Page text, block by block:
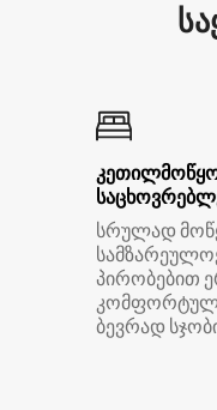
სრულად
პირობებით
კომფორტული
ბევრად